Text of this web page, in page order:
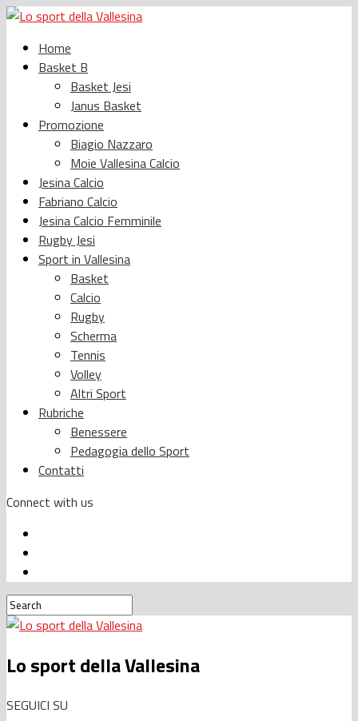
Home
Basket B
Basket Jesi
Janus Basket
Promozione
Biagio Nazzaro
Moie Vallesina Calcio
Jesina Calcio
Fabriano Calcio
Jesina Calcio Femminile
Rugby Jesi
Sport in Vallesina
Basket
Calcio
Rugby
Scherma
Tennis
Volley
Altri Sport
Rubriche
Benessere
Pedagogia dello Sport
Contatti
Connect with us
Lo sport della Vallesina
SEGUICI SU